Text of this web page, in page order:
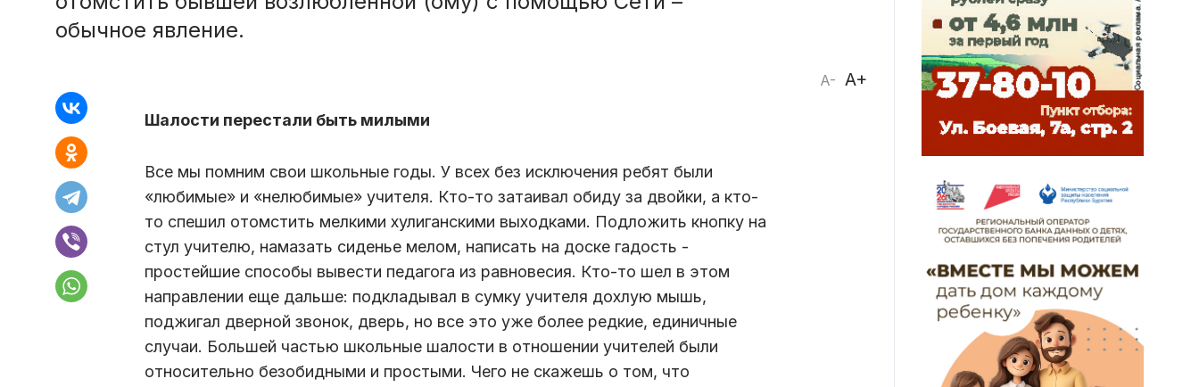
обычное явление.
A- A+
Шалости перестали быть милыми
Все мы помним свои школьные годы. У всех без исключения ребят были
«любимые» и «нелюбимые» учителя. Кто-то затаивал обиду за двойки, а кто-
то спешил отомстить мелкими хулиганскими выходками. Подложить кнопку на
стул учителю, намазать сиденье мелом, написать на доске гадость -
простейшие способы вывести педагога из равновесия. Кто-то шел в этом
направлении еще дальше: подкладывал в сумку учителя дохлую мышь,
поджигал дверной звонок, дверь, но все это уже более редкие, единичные
случаи. Большей частью школьные шалости в отношении учителей были
относительно безобидными и простыми. Чего не скажешь о том, что